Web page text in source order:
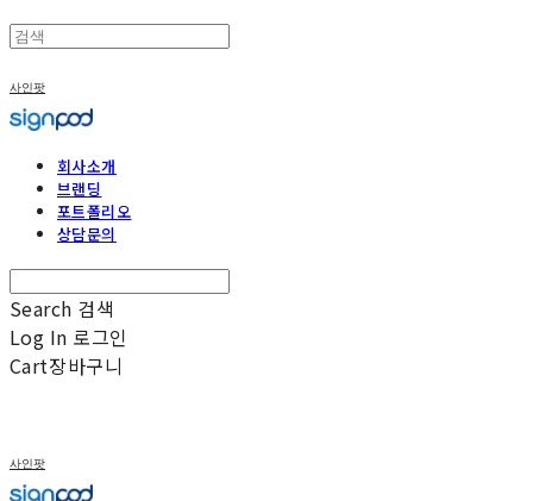
사인팟
회사소개
브랜딩
포트폴리오
상담문의
Search 검색
Log In 로그인
Cart장바구니
사인팟